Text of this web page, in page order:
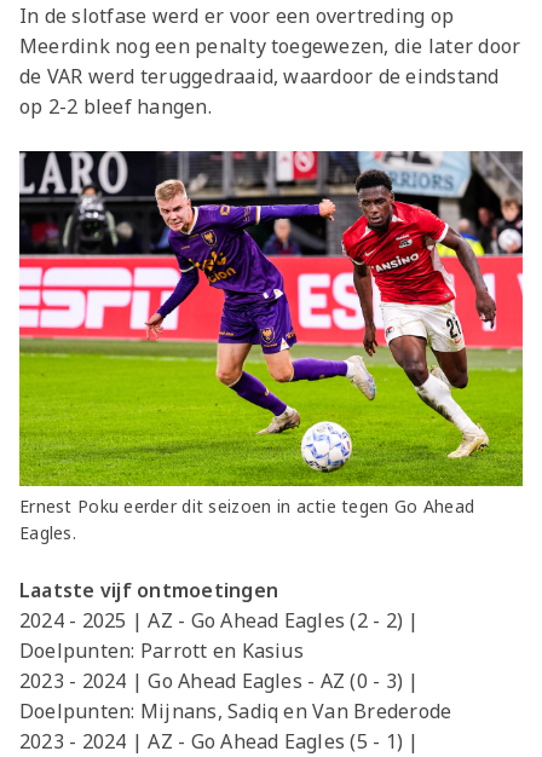
In de slotfase werd er voor een overtreding op
Meerdink nog een penalty toegewezen, die later door
de VAR werd teruggedraaid, waardoor de eindstand
op 2-2 bleef hangen.
Ernest Poku eerder dit seizoen in actie tegen Go Ahead
Eagles.
Laatste vijf ontmoetingen
2024 - 2025 | AZ - Go Ahead Eagles (2 - 2) |
Doelpunten: Parrott en Kasius
2023 - 2024 | Go Ahead Eagles - AZ (0 - 3) |
Doelpunten: Mijnans, Sadiq en Van Brederode
2023 - 2024 | AZ - Go Ahead Eagles (5 - 1) |